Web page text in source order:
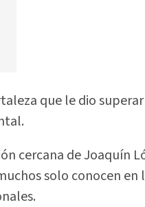
que le dio
cercana de Joaquín
solo conocen en